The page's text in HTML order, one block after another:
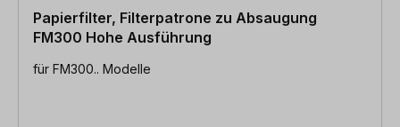
Papierfilter, Filterpatrone zu Absaugung
FM300 Hohe Ausführung
für FM300.. Modelle